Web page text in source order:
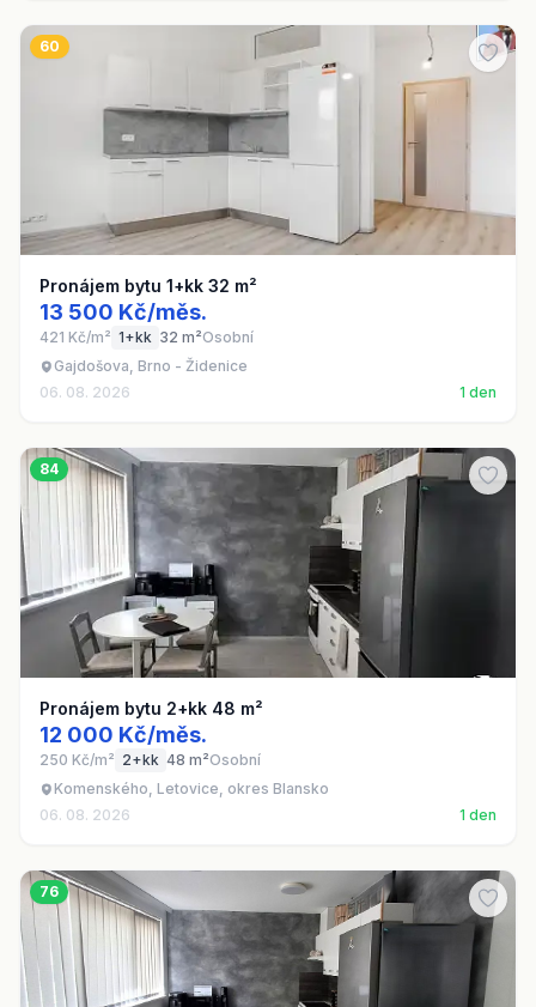
60
Pronájem bytu 1+kk 32 m²
13 500 Kč/měs.
421 Kč/m² 1+kk 32 m²Osobní
Gajdošova, Brno - Židenice
06. 08. 2026
1 den
84
Pronájem bytu 2+kk 48 m²
12 000 Kč/měs.
250 Kč/m² 2+kk 48 m²Osobní
Komenského, Letovice, okres Blansko
06. 08. 2026
1 den
76